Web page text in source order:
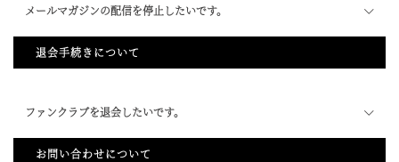
メールマガジンの配信を停止したいです。
退会手続きについて
ファンクラブを退会したいです。
お問い合わせについて